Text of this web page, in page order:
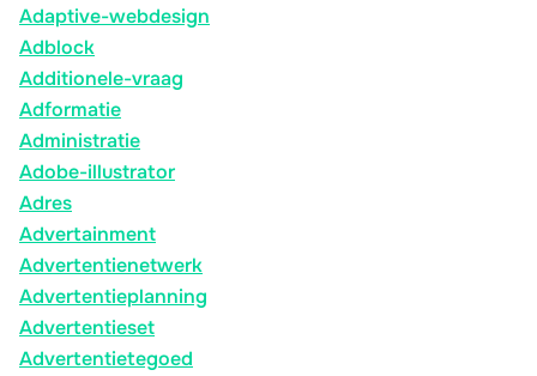
Adaptive-webdesign
Adblock
Additionele-vraag
Adformatie
Administratie
Adobe-illustrator
Adres
Advertainment
Advertentienetwerk
Advertentieplanning
Advertentieset
Advertentietegoed